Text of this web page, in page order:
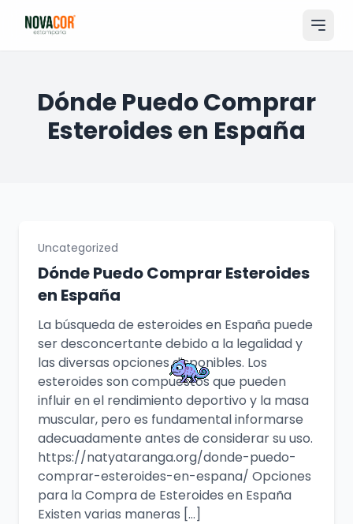
para
Catálogo
Sobre Nós
Solicitar Orçamento
Dónde Puedo Comprar
Esteroides en España
Uncategorized
Dónde Puedo Comprar Esteroides
en España
La búsqueda de esteroides en España puede
ser desconcertante debido a la legalidad y
las diversas opciones disponibles. Los
esteroides son compuestos que pueden
influir en el rendimiento deportivo y la masa
muscular, pero es fundamental informarse
adecuadamente antes de considerar su uso.
https://natyataranga.org/donde-puedo-
comprar-esteroides-en-espana/ Opciones
para la Compra de Esteroides en España
Existen varias maneras […]